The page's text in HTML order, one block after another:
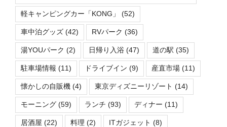
軽キャンピングカー「KONG」 (52)
車中泊グッズ (42) RVパーク (36)
湯YOUパーク (2) 日帰り入浴 (47) 道の駅 (35)
駐車場情報 (11) ドライブイン (9) 産直市場 (11)
懐かしの自販機 (4) 東京ディズニーリゾート (14)
モーニング (59) ランチ (93) ディナー (11)
居酒屋 (22) 料理 (2) ITガジェット (8)